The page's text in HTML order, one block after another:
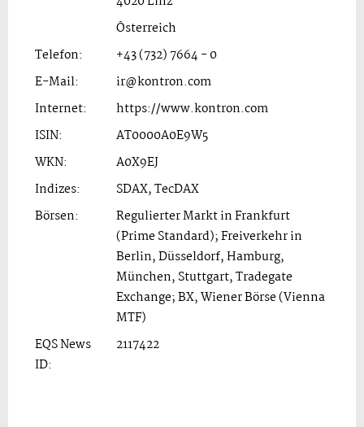
Österreich
Telefon:
+43 (732) 7664 - 0
E-Mail:
ir@kontron.com
Internet:
https://www.kontron.com
ISIN:
AT0000A0E9W5
WKN:
A0X9EJ
Indizes:
SDAX, TecDAX
Börsen:
Regulierter Markt in Frankfurt
(Prime Standard); Freiverkehr in
Berlin, Düsseldorf, Hamburg,
München, Stuttgart, Tradegate
Exchange; BX, Wiener Börse (Vienna
MTF)
EQS News
ID:
2117422